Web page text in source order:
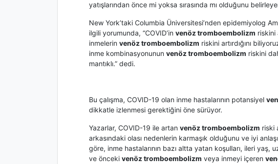
yatışlarından önce mi yoksa sırasında mı olduğunu
New York’taki Columbia Üniversitesi’nden epidemiyolog
ilgili yorumunda, “COVID’in venöz tromboembolizm riskini
inmelerin venöz tromboembolizm riskini artırdığını
inme kombinasyonunun venöz tromboembolizm riskini
mantıklı.” dedi.
Bu çalışma, COVID-19 olan inme hastalarının potansiyel
dikkatle izlenmesi gerektiğini öne sürüyor.
Yazarlar, COVID-19 ile artan venöz tromboembolizm riski
arkasındaki olası nedenlerin karmaşık olduğunu ve iyi
göre, inme hastalarının bazı altta yatan koşulları, ileri yaş,
ve önceki venöz tromboembolizm veya inmeyi içeren